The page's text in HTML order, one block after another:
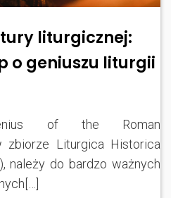
liturgicznej:
o geniuszu liturgii
of the Roman
zbiorze Liturgica Historica
należy do bardzo ważnych